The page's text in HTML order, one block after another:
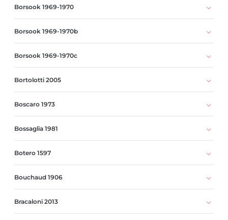
Borsook 1969-1970
Borsook 1969-1970b
Borsook 1969-1970c
Bortolotti 2005
Boscaro 1973
Bossaglia 1981
Botero 1597
Bouchaud 1906
Bracaloni 2013